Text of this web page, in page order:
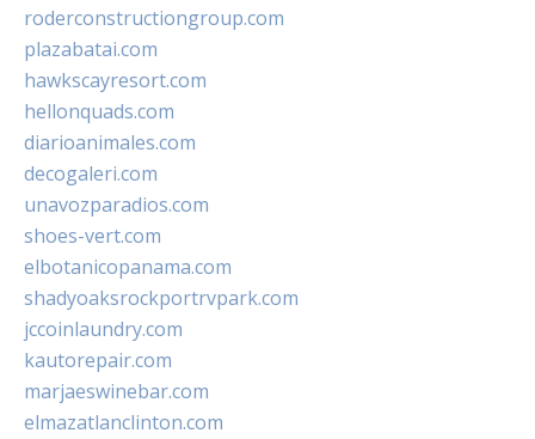
roderconstructiongroup.com
plazabatai.com
hawkscayresort.com
hellonquads.com
diarioanimales.com
decogaleri.com
unavozparadios.com
shoes-vert.com
elbotanicopanama.com
shadyoaksrockportrvpark.com
jccoinlaundry.com
kautorepair.com
marjaeswinebar.com
elmazatlanclinton.com